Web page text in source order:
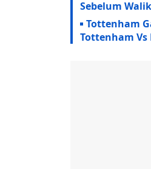
Sebelum
Tottenham
Tottenham Vs